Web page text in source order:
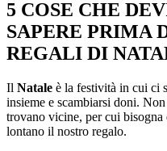
5 COSE CHE
SAPERE PRIMA
REGALI DI
Il Natale è la festività in cui ci
insieme e scambiarsi doni.
trovano vicine, per cui
lontano il nostro regalo.